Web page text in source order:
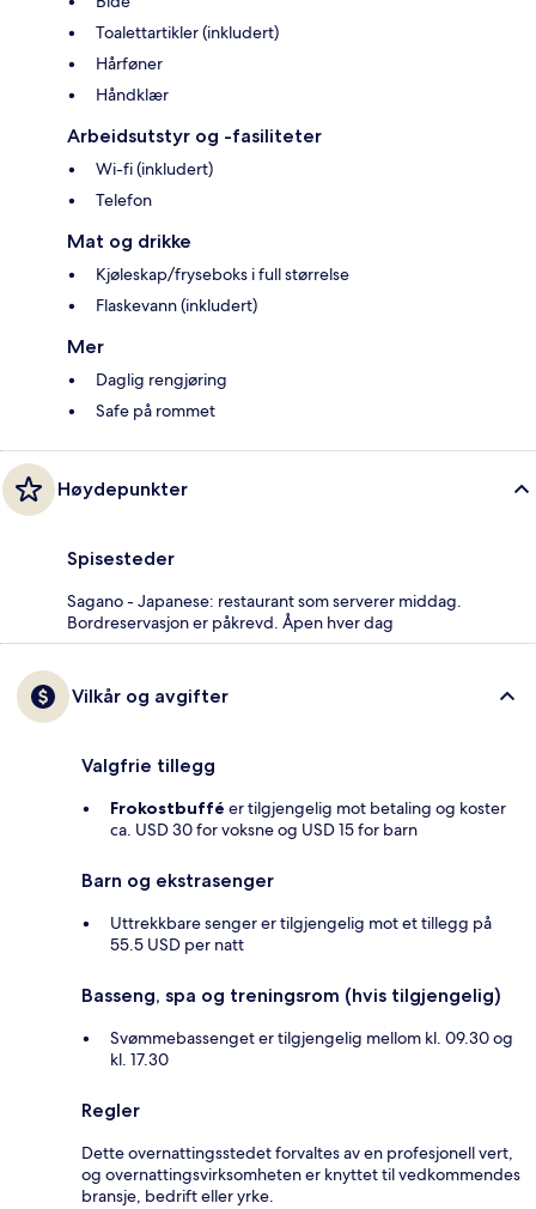
Toalettartikler (inkludert)
Hårføner
Håndklær
Arbeidsutstyr og -fasiliteter
Wi-fi (inkludert)
Telefon
Mat og drikke
Kjøleskap/fryseboks i full størrelse
Flaskevann (inkludert)
Mer
Daglig rengjøring
Safe på rommet
Høydepunkter
Spisesteder
Sagano - Japanese: restaurant som serverer middag.
Bordreservasjon er påkrevd. Åpen hver dag
Vilkår og avgifter
Valgfrie tillegg
Frokostbuffé er tilgjengelig mot betaling og koster
ca. USD 30 for voksne og USD 15 for barn
Barn og ekstrasenger
Uttrekkbare senger er tilgjengelig mot et tillegg på
55.5 USD per natt
Basseng, spa og treningsrom (hvis tilgjengelig)
Svømmebassenget er tilgjengelig mellom kl. 09.30 og
kl. 17.30
Regler
Dette overnattingsstedet forvaltes av en profesjonell vert,
og overnattingsvirksomheten er knyttet til vedkommendes
bransje, bedrift eller yrke.